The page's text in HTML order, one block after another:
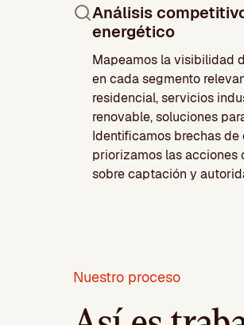
Análisis
energético
Mapeamos la visibilidad
en cada segmento
residencial, servicios
renovable, soluciones
Identificamos brechas de
priorizamos las acciones
sobre captación y
Nuestro proceso